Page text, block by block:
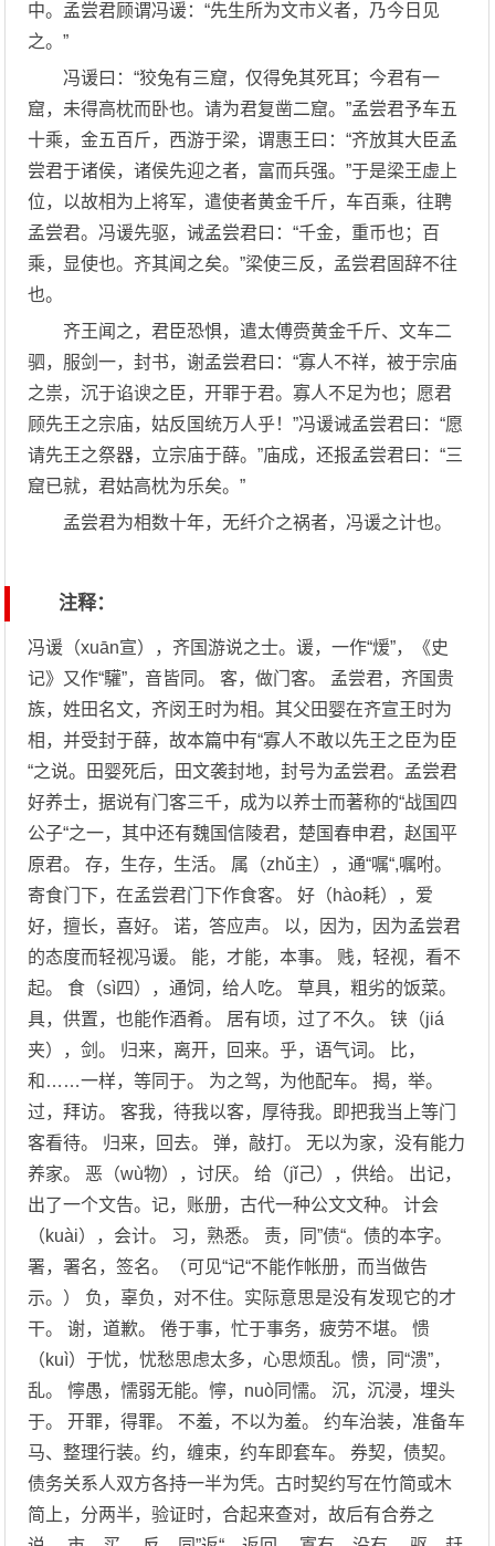
中。孟尝君顾谓冯谖：“先生所为文市义者，乃今日见
之。”
冯谖曰：“狡兔有三窟，仅得免其死耳；今君有一
窟，未得高枕而卧也。请为君复凿二窟。”孟尝君予车五
十乘，金五百斤，西游于梁，谓惠王曰：“齐放其大臣孟
尝君于诸侯，诸侯先迎之者，富而兵强。”于是梁王虚上
位，以故相为上将军，遣使者黄金千斤，车百乘，往聘
孟尝君。冯谖先驱，诫孟尝君曰：“千金，重币也；百
乘，显使也。齐其闻之矣。”梁使三反，孟尝君固辞不往
也。
齐王闻之，君臣恐惧，遣太傅赍黄金千斤、文车二
驷，服剑一，封书，谢孟尝君曰：“寡人不祥，被于宗庙
之祟，沉于谄谀之臣，开罪于君。寡人不足为也；愿君
顾先王之宗庙，姑反国统万人乎！”冯谖诫孟尝君曰：“愿
请先王之祭器，立宗庙于薛。”庙成，还报孟尝君曰：“三
窟已就，君姑高枕为乐矣。”
孟尝君为相数十年，无纤介之祸者，冯谖之计也。
注释：
冯谖（xuān宣），齐国游说之士。谖，一作“煖”，《史
记》又作“驩”，音皆同。 客，做门客。 孟尝君，齐国贵
族，姓田名文，齐闵王时为相。其父田婴在齐宣王时为
相，并受封于薛，故本篇中有“寡人不敢以先王之臣为臣
“之说。田婴死后，田文袭封地，封号为孟尝君。孟尝君
好养士，据说有门客三千，成为以养士而著称的“战国四
公子“之一，其中还有魏国信陵君，楚国春申君，赵国平
原君。 存，生存，生活。 属（zhǔ主），通“嘱“,嘱咐。
寄食门下，在孟尝君门下作食客。 好（hào耗），爱
好，擅长，喜好。 诺，答应声。 以，因为，因为孟尝君
的态度而轻视冯谖。 能，才能，本事。 贱，轻视，看不
起。 食（sì四），通饲，给人吃。 草具，粗劣的饭菜。
具，供置，也能作酒肴。 居有顷，过了不久。 铗（jiá
夹），剑。 归来，离开，回来。乎，语气词。 比，
和……一样，等同于。 为之驾，为他配车。 揭，举。
过，拜访。 客我，待我以客，厚待我。即把我当上等门
客看待。 归来，回去。 弹，敲打。 无以为家，没有能力
养家。 恶（wù物），讨厌。 给（jǐ己），供给。 出记，
出了一个文告。记，账册，古代一种公文文种。 计会
（kuài），会计。 习，熟悉。 责，同”债“。债的本字。
署，署名，签名。（可见“记“不能作帐册，而当做告
示。） 负，辜负，对不住。实际意思是没有发现它的才
干。 谢，道歉。 倦于事，忙于事务，疲劳不堪。 愦
（kuì）于忧，忧愁思虑太多，心思烦乱。愦，同“溃”，
乱。 懧愚，懦弱无能。懧，nuò同懦。 沉，沉浸，埋头
于。 开罪，得罪。 不羞，不以为羞。 约车治装，准备车
马、整理行装。约，缠束，约车即套车。 券契，债契。
债务关系人双方各持一半为凭。古时契约写在竹简或木
简上，分两半，验证时，合起来查对，故后有合券之